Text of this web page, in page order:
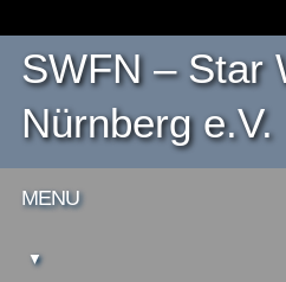
SWFN – Star
Nürnberg e.V.
Main menu
MENU